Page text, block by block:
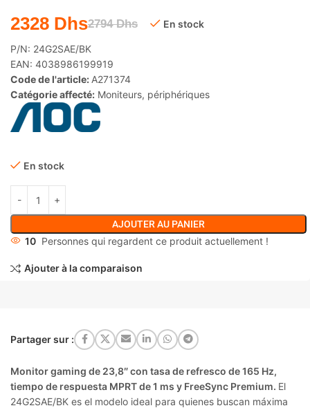
2794Dhs
2328 Dhs En stock
P/N: 24G2SAE/BK
EAN: 4038986199919
Code de l'article: A271374
Catégorie affecté: Moniteurs, périphériques
En stock
AJOUTER AU PANIER
10 Personnes qui regardent ce produit actuellement !
Ajouter à la comparaison
Partager sur :
Monitor gaming de 23,8″ con tasa de refresco de 165 Hz,
tiempo de respuesta MPRT de 1 ms y FreeSync Premium. El
24G2SAE/BK es el modelo ideal para quienes buscan máxima